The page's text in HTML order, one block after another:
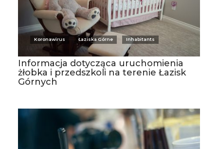
Koronawirus Łaziska Górne Inhabitants
Informacja dotycząca uruchomienia
żłobka i przedszkoli na terenie Łazisk
Górnych